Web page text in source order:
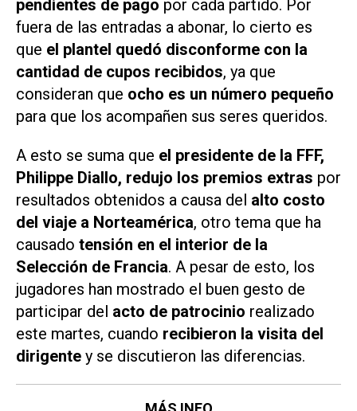
pendientes de pago por cada partido. Por
fuera de las entradas a abonar, lo cierto es
que el plantel quedó disconforme con la
cantidad de cupos recibidos, ya que
consideran que ocho es un número pequeño
para que los acompañen sus seres queridos.
A esto se suma que el presidente de la FFF,
Philippe Diallo, redujo los premios extras por
resultados obtenidos a causa del alto costo
del viaje a Norteamérica, otro tema que ha
causado tensión en el interior de la
Selección de Francia. A pesar de esto, los
jugadores han mostrado el buen gesto de
participar del acto de patrocinio realizado
este martes, cuando recibieron la visita del
dirigente y se discutieron las diferencias.